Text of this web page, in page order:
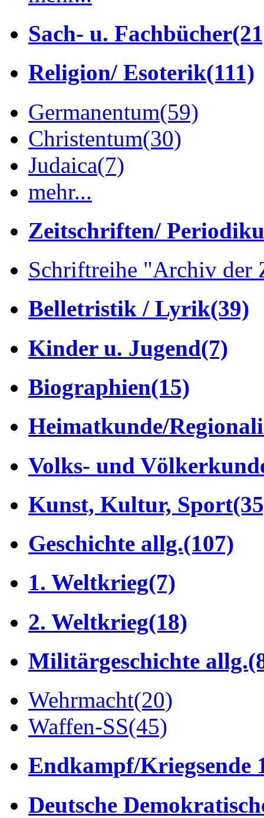
Sach- u. Fachbücher
Religion/ Esoterik(111)
Germanentum(59)
Christentum(30)
Judaica(7)
mehr...
Zeitschriften/
Schriftreihe "Archiv der
Belletristik / Lyrik(39)
Kinder u. Jugend(7)
Biographien(15)
Heimatkunde/
Volks- und
Kunst, Kultur, Sport
Geschichte allg.(107)
1. Weltkrieg(7)
2. Weltkrieg(18)
Militärgeschichte allg.
Wehrmacht(20)
Waffen-SS(45)
Endkampf/Kriegsende
Deutsche